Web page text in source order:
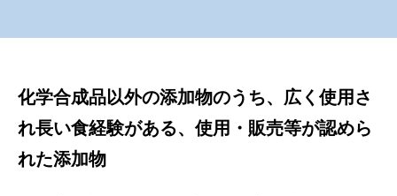
加
物
化学合成品以外の添加物のうち、広く使用さ
れ長い食経験がある、 使用・販売等が認めら
れた添加物